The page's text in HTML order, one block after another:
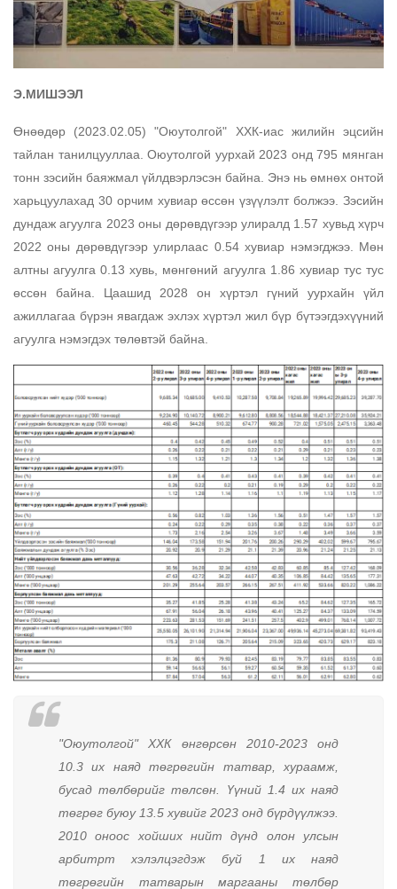
Э.МИШЭЭЛ
Өнөөдөр (2023.02.05) "Оюутолгой" ХХК-иас жилийн эцсийн
тайлан танилцууллаа. Оюутолгой уурхай 2023 онд 795 мянган
тонн зэсийн баяжмал үйлдвэрлэсэн байна. Энэ нь өмнөх онтой
харьцуулахад 30 орчим хувиар өссөн үзүүлэлт болжээ. Зэсийн
дундаж агуулга 2023 оны дөрөвдүгээр улиралд 1.57 хувьд хүрч
2022 оны дөрөвдүгээрулирлаас 0.54 хувиар нэмэгджээ. Мөн
алтны агуулга 0.13 хувь, мөнгөний агуулга 1.86 хувиар тус тус
өссөн байна. Цаашид 2028 он хүртэл гүний уурхайн үйл
ажиллагаа бүрэн явагдаж эхлэх хүртэл жил бүр бүтээгдэхүүний
агуулга нэмэгдэх төлөвтэй байна.
"Оюутолгой" ХХК өнгөрсөн 2010-2023 онд
10.3 их наяд төгрөгийн татвар, хураамж,
бусад төлбөрийг төлсөн. Үүний 1.4 их наяд
төгрөг буюу 13.5 хувийг 2023 онд бүрдүүлжээ.
2010 оноос хойших нийт дүнд олон улсын
арбитрт хэлэлцэгдэж буй 1 их наяд
төгрөгийн татварын маргааны төлбөр